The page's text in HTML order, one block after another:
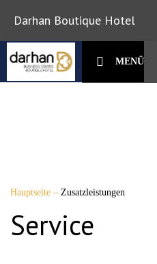
Darhan Boutique Hotel
MENÜ
Hauptseite – Zusatzleistungen
Service